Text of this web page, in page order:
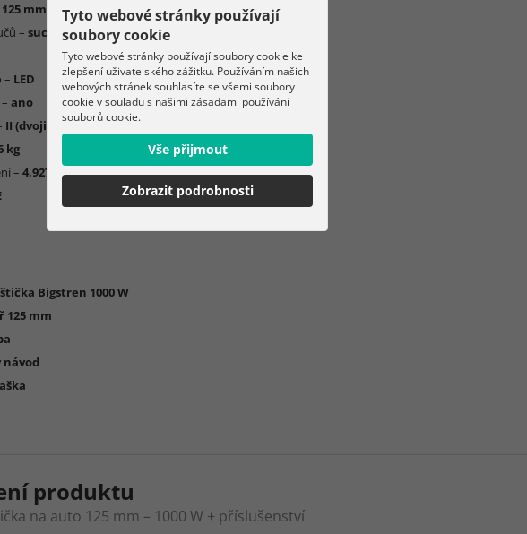
125 mm
– suchý zip
– LED
ano
II (dvojitá izolace)
kg
– 4,927 kg
Bigstren 1000 W
125 mm
návod
produktu
na auto 125 mm – 1000 W + příslušenství
Tyto webové stránky používají
soubory cookie
Tyto webové stránky používají soubory cookie ke
zlepšení uživatelského zážitku. Používáním našich
webových stránek souhlasíte se všemi soubory
cookie v souladu s našimi zásadami používání
souborů cookie.
Vše přijmout
Zobrazit podrobnosti